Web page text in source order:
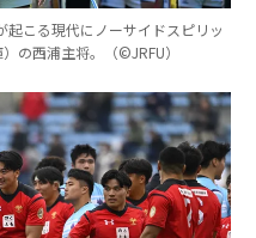
こる現代にノーサイドスピリッ
の西浦主将。（©︎JRFU）